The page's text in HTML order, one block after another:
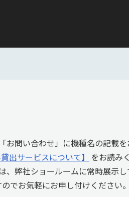
お問い合わせ」に機種名の記載
出サービスについて】
をお読み
、弊社ショールームに常時展示し
でお気軽にお申し付けください